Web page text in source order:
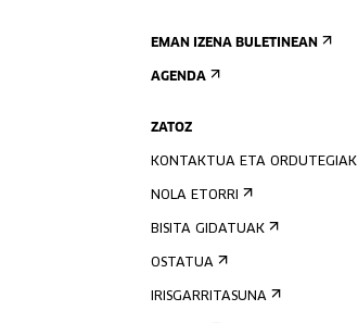
EMAN IZENA BULETINEAN
AGENDA
ZATOZ
KONTAKTUA ETA ORDUTEGIAK
NOLA ETORRI
BISITA GIDATUAK
OSTATUA
IRISGARRITASUNA